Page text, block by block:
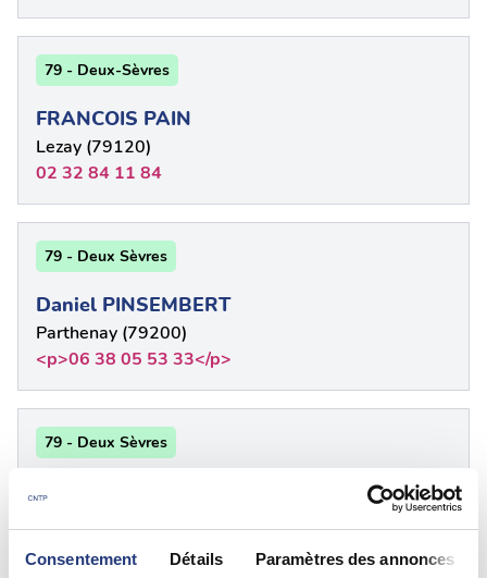
Consentement Détails Paramètres des annonces
79 - Deux-Sèvres
FRANCOIS PAIN
Lezay (79120)
02 32 84 11 84
79 - Deux Sèvres
Daniel PINSEMBERT
Parthenay (79200)
<p>06 38 05 53 33</p>
79 - Deux Sèvres
Olivier RAGOT